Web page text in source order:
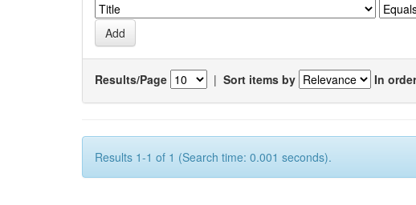
Results/Page | Sort items by In order
Results 1-1 of 1 (Search time: 0.001 seconds).